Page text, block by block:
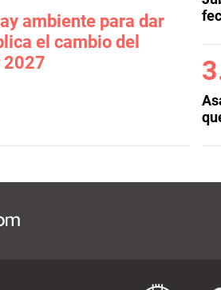
ambiente para dar
el cambio del
2027